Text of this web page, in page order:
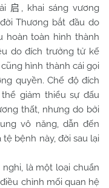
启 , khai sáng vương
Thương bắt đầu do
hoàn toàn hình thành
do đích trưởng tử kế
hình thành cái gọi
quyền. Chế độ đích
giảm thiểu sự đấu
thất, nhưng do bởi
vô năng, dẫn đến
bệnh này, đời sau lại
là một loại chuẩn
chỉnh mối quan hệ